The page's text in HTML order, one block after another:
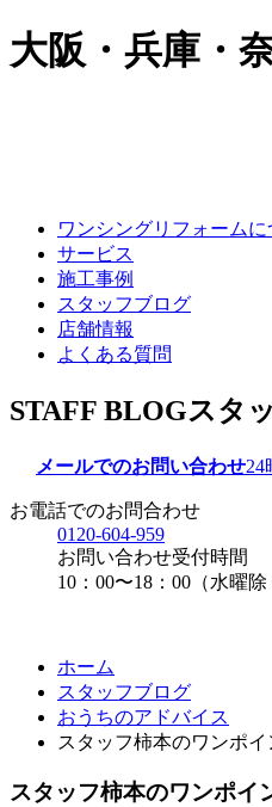
大阪・兵庫・
ワンシングリフォームに
サービス
施工事例
スタッフブログ
店舗情報
よくある質問
STAFF BLOGスタ
メールでのお問い合わせ24
お電話でのお問合わせ
0120-604-959
お問い合わせ受付時間
10：00〜18：00（水曜除
ホーム
スタッフブログ
おうちのアドバイス
スタッフ柿本のワンポ
スタッフ柿本のワンポ